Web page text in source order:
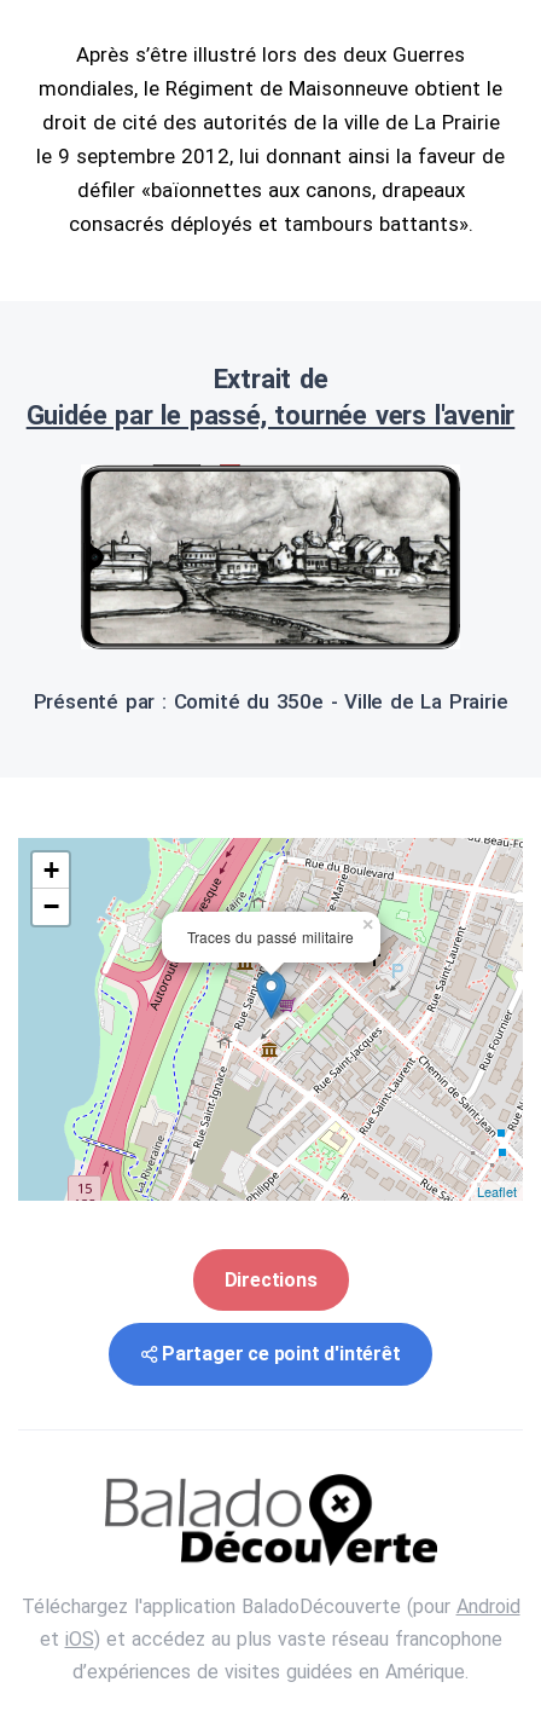
Après s’être illustré lors des deux Guerres
mondiales, le Régiment de Maisonneuve obtient le
droit de cité des autorités de la ville de La Prairie
le 9 septembre 2012, lui donnant ainsi la faveur de
défiler «baïonnettes aux canons, drapeaux
consacrés déployés et tambours battants».
Extrait de
Guidée par le passé, tournée vers l'avenir
Présenté par : Comité du 350e - Ville de La Prairie
Traces du passé militaire
×
+
−
Leaflet
Directions
Partager ce point d'intérêt
Téléchargez l'application BaladoDécouverte (pour Android
et iOS) et accédez au plus vaste réseau francophone
d’expériences de visites guidées en Amérique.